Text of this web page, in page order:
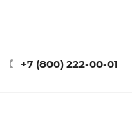
+7 (800) 222-00-01